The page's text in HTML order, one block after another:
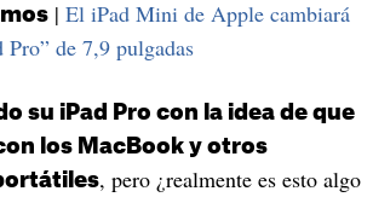
| El iPad Mini de Apple cambiará
Pro” de 7,9 pulgadas
su iPad Pro con la idea de que
los MacBook y otros
, pero ¿realmente es esto algo